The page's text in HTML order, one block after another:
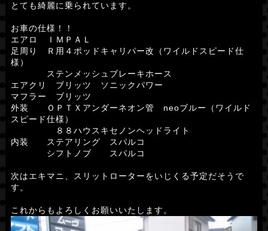
とても綺麗に乗られています。
お車の仕様！！
エアロ ＩＭＰＡＬ
足周り Ｒ用４ポッドキャリパー改（ワイルドスピード仕
様）
ステンメッシュブレーキホース
エアクリ ブリッツ ソニックパワー
マフラー ブリッツ
外装 ＯＰＴＸアンダーネオン管 neoブルー（ワイルド
スピード仕様）
８８ハウスキセノンヘッドライト
内装 ステアリング スパルコ
シフトノブ スパルコ
次はエキマニ、スリットローターをいじくる予定だそうで
す。
これからもよろしくお願いいたします。